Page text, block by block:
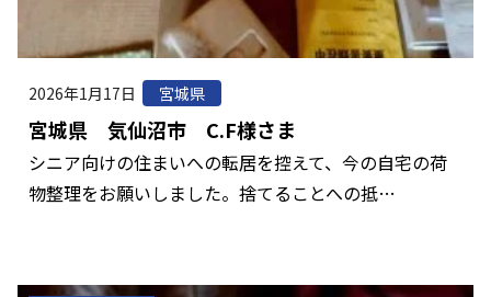
2026年1月17日 宮城県
宮城県 気仙沼市 C.F様さま
シニア向けの住まいへの転居を控えて、今の自宅の荷
物整理をお願いしました。捨てることへの抵…